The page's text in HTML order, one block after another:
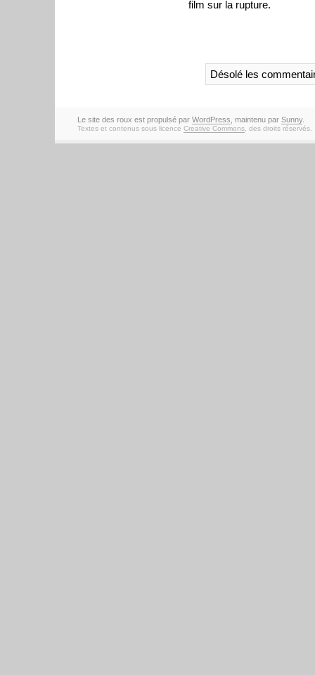
film sur la rupture.
Désolé les
Le site des roux est propulsé par WordPress , maintenu par Sunny.
Textes et contenus sous licence Creative Commons, des droits réservés.